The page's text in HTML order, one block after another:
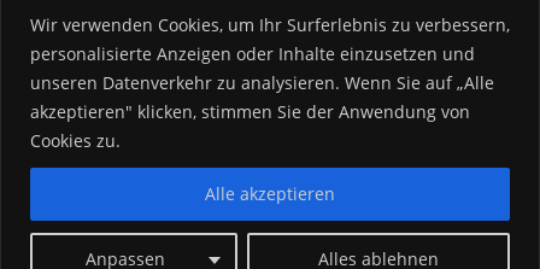
Wir verwenden Cookies, um Ihr Surferlebnis zu verbessern,
personalisierte Anzeigen oder Inhalte einzusetzen und
unseren Datenverkehr zu analysieren. Wenn Sie auf „Alle
akzeptieren" klicken, stimmen Sie der Anwendung von
Cookies zu.
Anpassen Alles ablehnen
Alle akzeptieren
Umzug von oder nach Leipzig
Umzug von oder nach Rostock
Umzug von oder nach Düsseldorf